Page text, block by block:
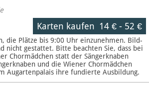
Karten kaufen 14 €- 52 €
die Plätze bis 9:00 Uhr einzunehmen. Bild-
nicht gestattet. Bitte beachten Sie, dass bei
Chormädchen statt der Sängerknaben
und die Wiener Chormädchen
Augartenpalais ihre fundierte Ausbildung.